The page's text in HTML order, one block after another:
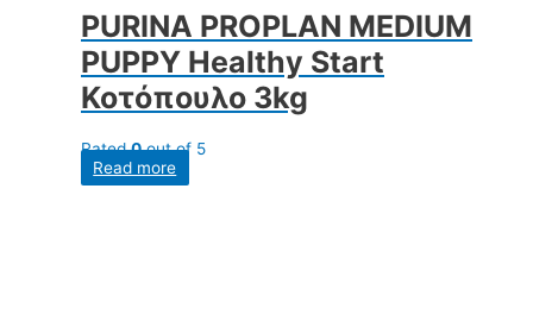
PURINA PROPLAN MEDIUM
PUPPY Healthy Start
Κοτόπουλο 3kg
Rated0out of 5
Read more